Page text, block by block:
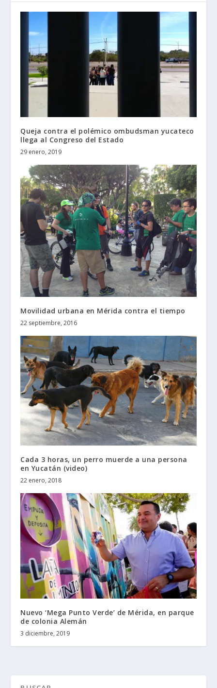
Queja contra el polémico ombudsman yucateco
llega al Congreso del Estado
29 enero, 2019
Movilidad urbana en Mérida contra el tiempo
22 septiembre, 2016
Cada 3 horas, un perro muerde a una persona
en Yucatán (video)
22 enero, 2018
Nuevo ‘Mega Punto Verde’ de Mérida, en parque
de colonia Alemán
3 diciembre, 2019